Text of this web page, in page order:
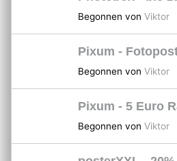
Begonnen von Viktor
Pixum -
Begonnen von Viktor
Pixum - 5 Euro
Begonnen von Viktor